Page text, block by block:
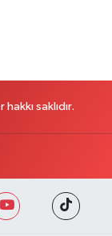
saklıdır.